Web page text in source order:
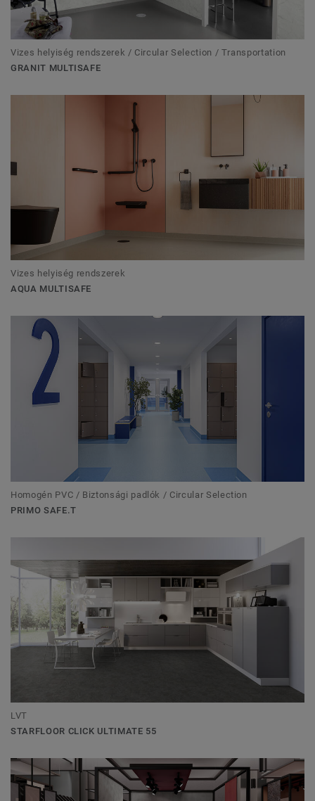
Vizes helyiség rendszerek / Circular Selection / Transportation
GRANIT MULTISAFE
Vizes helyiség rendszerek
AQUA MULTISAFE
Homogén PVC / Biztonsági padlók / Circular Selection
PRIMO SAFE.T
LVT
STARFLOOR CLICK ULTIMATE 55